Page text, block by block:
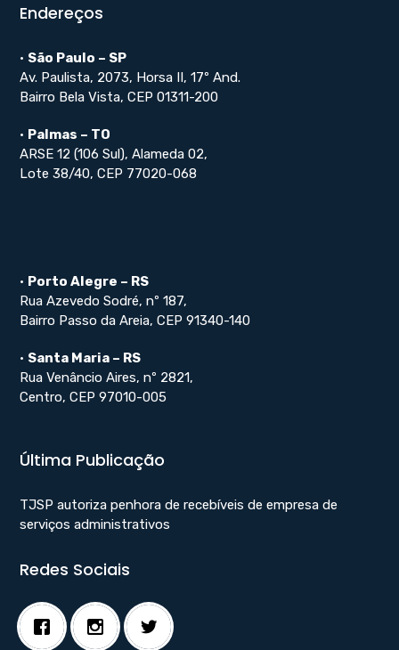
Endereços
• São Paulo – SP
Av. Paulista, 2073, Horsa II, 17º And.
Bairro Bela Vista, CEP 01311-200
• Palmas – TO
ARSE 12 (106 Sul), Alameda 02,
Lote 38/40, CEP 77020-068
• Porto Alegre – RS
Rua Azevedo Sodré, nº 187,
Bairro Passo da Areia, CEP 91340-140
• Santa Maria – RS
Rua Venâncio Aires, nº 2821,
Centro, CEP 97010-005
Última Publicação
TJSP autoriza penhora de recebíveis de empresa de
serviços administrativos
Redes Sociais